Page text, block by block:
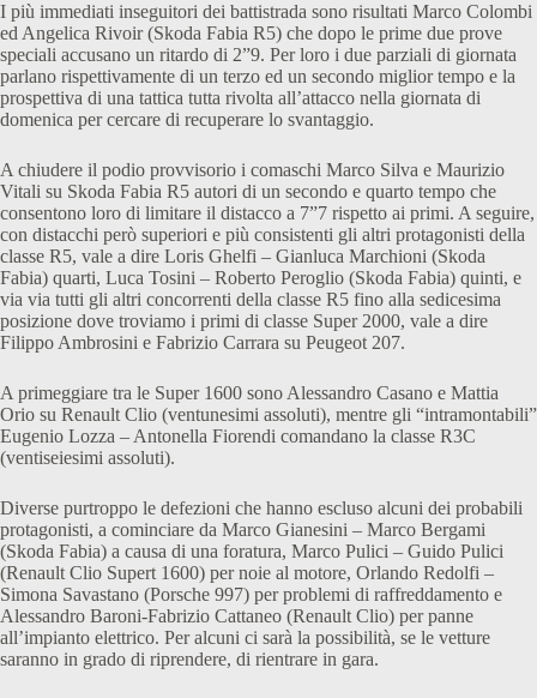
I più immediati inseguitori dei battistrada sono risultati Marco Colombi
ed Angelica Rivoir (Skoda Fabia R5) che dopo le prime due prove
speciali accusano un ritardo di 2”9. Per loro i due parziali di giornata
parlano rispettivamente di un terzo ed un secondo miglior tempo e la
prospettiva di una tattica tutta rivolta all’attacco nella giornata di
domenica per cercare di recuperare lo svantaggio.
A chiudere il podio provvisorio i comaschi Marco Silva e Maurizio
Vitali su Skoda Fabia R5 autori di un secondo e quarto tempo che
consentono loro di limitare il distacco a 7”7 rispetto ai primi. A seguire,
con distacchi però superiori e più consistenti gli altri protagonisti della
classe R5, vale a dire Loris Ghelfi – Gianluca Marchioni (Skoda
Fabia) quarti, Luca Tosini – Roberto Peroglio (Skoda Fabia) quinti, e
via via tutti gli altri concorrenti della classe R5 fino alla sedicesima
posizione dove troviamo i primi di classe Super 2000, vale a dire
Filippo Ambrosini e Fabrizio Carrara su Peugeot 207.
A primeggiare tra le Super 1600 sono Alessandro Casano e Mattia
Orio su Renault Clio (ventunesimi assoluti), mentre gli “intramontabili”
Eugenio Lozza – Antonella Fiorendi comandano la classe R3C
(ventiseiesimi assoluti).
Diverse purtroppo le defezioni che hanno escluso alcuni dei probabili
protagonisti, a cominciare da Marco Gianesini – Marco Bergami
(Skoda Fabia) a causa di una foratura, Marco Pulici – Guido Pulici
(Renault Clio Supert 1600) per noie al motore, Orlando Redolfi –
Simona Savastano (Porsche 997) per problemi di raffreddamento e
Alessandro Baroni-Fabrizio Cattaneo (Renault Clio) per panne
all’impianto elettrico. Per alcuni ci sarà la possibilità, se le vetture
saranno in grado di riprendere, di rientrare in gara.